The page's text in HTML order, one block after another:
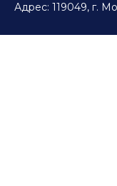
Адрес: 119049, г.